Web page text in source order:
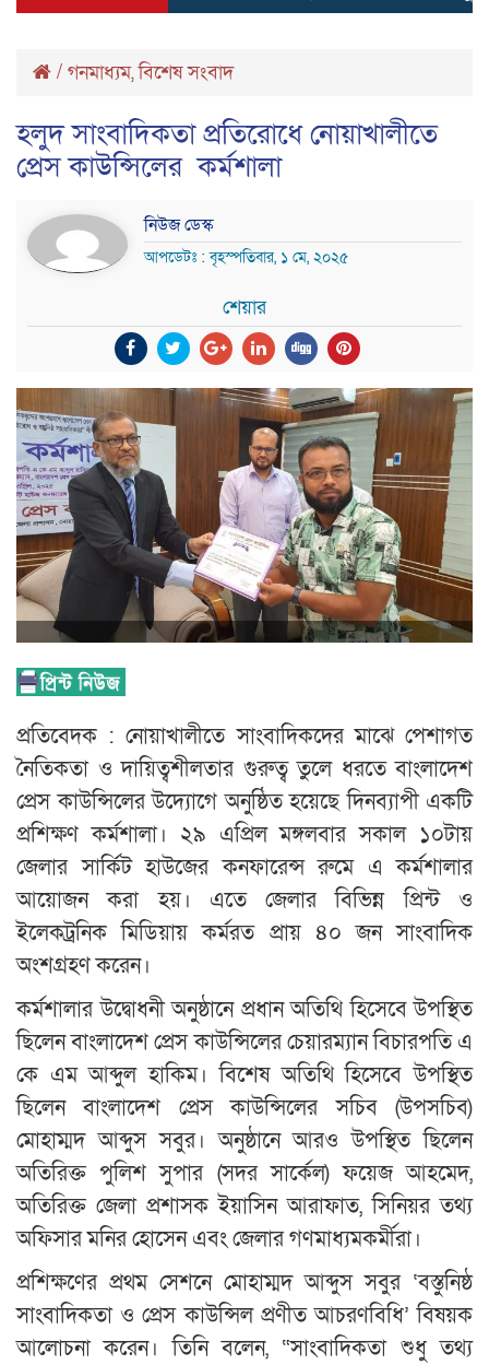
/ গনমাধ্যম,বিশেষ সংবাদ
হলুদ সাংবাদিকতা প্রতিরোধে নোয়াখালীতে
প্রেস কাউন্সিলের কর্মশালা
নিউজ ডেস্ক
আপডেটঃ : বৃহস্পতিবার, ১ মে, ২০২৫
শেয়ার
প্রতিবেদক : নোয়াখালীতে সাংবাদিকদের মাঝে পেশাগত
নৈতিকতা ও দায়িত্বশীলতার গুরুত্ব তুলে ধরতে বাংলাদেশ
প্রেস কাউন্সিলের উদ্যোগে অনুষ্ঠিত হয়েছে দিনব্যাপী একটি
প্রশিক্ষণ কর্মশালা। ২৯ এপ্রিল মঙ্গলবার সকাল ১০টায়
জেলার সার্কিট হাউজের কনফারেন্স রুমে এ কর্মশালার
আয়োজন করা হয়। এতে জেলার বিভিন্ন প্রিন্ট ও
ইলেকট্রনিক মিডিয়ায় কর্মরত প্রায় ৪০ জন সাংবাদিক
অংশগ্রহণ করেন।
কর্মশালার উদ্বোধনী অনুষ্ঠানে প্রধান অতিথি হিসেবে উপস্থিত
ছিলেন বাংলাদেশ প্রেস কাউন্সিলের চেয়ারম্যান বিচারপতি এ
কে এম আব্দুল হাকিম। বিশেষ অতিথি হিসেবে উপস্থিত
ছিলেন বাংলাদেশ প্রেস কাউন্সিলের সচিব (উপসচিব)
মোহাম্মদ আব্দুস সবুর। অনুষ্ঠানে আরও উপস্থিত ছিলেন
অতিরিক্ত পুলিশ সুপার (সদর সার্কেল) ফয়েজ আহমেদ,
অতিরিক্ত জেলা প্রশাসক ইয়াসিন আরাফাত, সিনিয়র তথ্য
অফিসার মনির হোসেন এবং জেলার গণমাধ্যমকর্মীরা।
প্রশিক্ষণের প্রথম সেশনে মোহাম্মদ আব্দুস সবুর ‘বস্তুনিষ্ঠ
সাংবাদিকতা ও প্রেস কাউন্সিল প্রণীত আচরণবিধি’ বিষয়ক
আলোচনা করেন। তিনি বলেন, “সাংবাদিকতা শুধু তথ্য